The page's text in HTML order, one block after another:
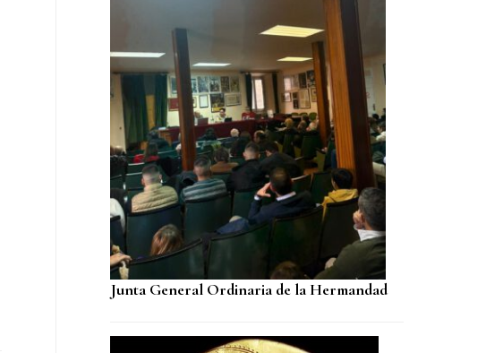
Junta General Ordinaria de la Hermandad